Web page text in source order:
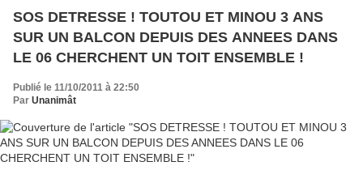
SOS DETRESSE ! TOUTOU ET MINOU 3 ANS
SUR UN BALCON DEPUIS DES ANNEES DANS
LE 06 CHERCHENT UN TOIT ENSEMBLE !
Publié le 11/10/2011 à 22:50
Par Unanimât